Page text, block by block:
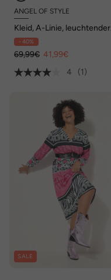
ANGEL OF STYLE
Kleid, A-Linie, leuchtender
Animal-Patchprint
- 40%
69,99€ 41,99€
4
(1)
SALE